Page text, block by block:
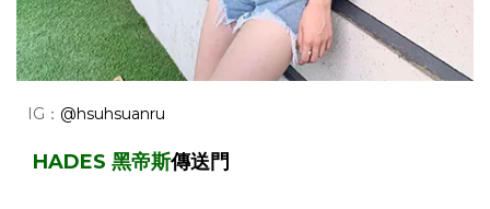
IG： @hsuhsuanru
HADES 黑帝斯傳送門